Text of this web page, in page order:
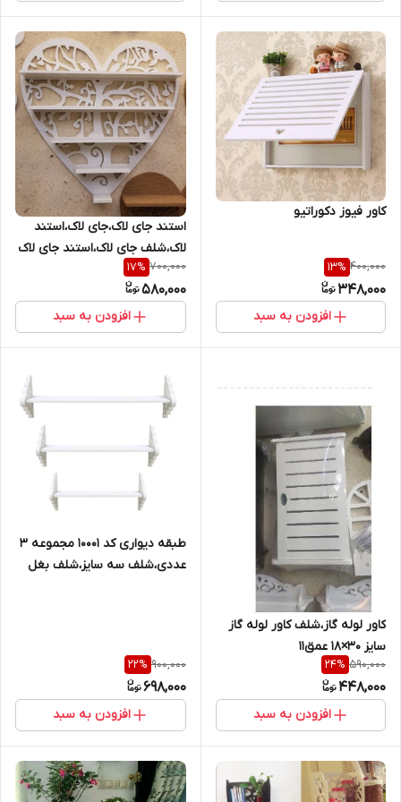
کاور فیوز دکوراتیو
400,000
13%
348,000
افزودن به سبد
استند جای لاک،جای لاک،استند
لاک،شلف جای لاک،استند جای لاک
جنس پی وی سی
700,000
17%
580,000
افزودن به سبد
کاور لوله گاز،شلف کاور لوله گاز
سایز 30×18 عمق11
590,000
24%
448,000
افزودن به سبد
طبقه دیواری کد 10001 مجموعه 3
عددی،شلف سه سایز،شلف بغل
900,000
22%
698,000
افزودن به سبد